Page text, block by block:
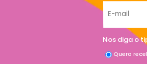
Nos diga o
Quero